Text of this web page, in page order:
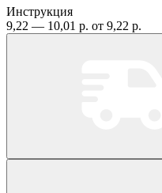
Инструкция
9,22 — 10,01 р. от 9,22 р.